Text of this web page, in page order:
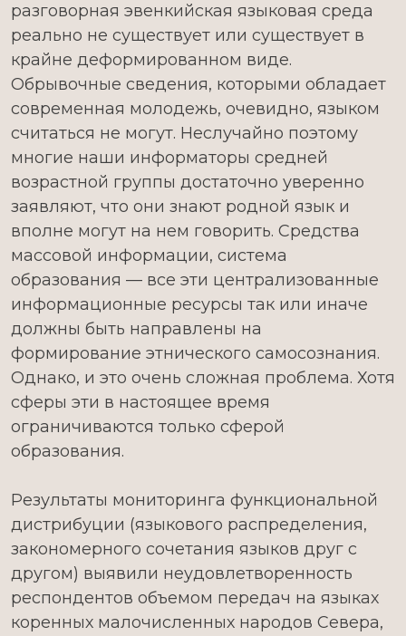
разговорная эвенкийская языковая среда
реально не существует или существует в
крайне деформированном виде.
Обрывочные сведения, которыми обладает
современная молодежь, очевидно, языком
считаться не могут. Неслучайно поэтому
многие наши информаторы средней
возрастной группы достаточно уверенно
заявляют, что они знают родной язык и
вполне могут на нем гово­рить. Средства
массовой информации, система
образования — все эти централизованные
информационные ресурсы так или иначе
должны быть направлены на
формирование этнического самосознания.
Однако, и это очень сложная проблема. Хотя
сферы эти в настоящее время
ограничиваются только сферой
образования.
Результаты мониторинга функциональной
дистрибуции (языкового распределения,
закономерного сочетания языков друг с
другом) выявили неудовлетворенность
респондентов объемом передач на языках
коренных малочисленных народов Севера,